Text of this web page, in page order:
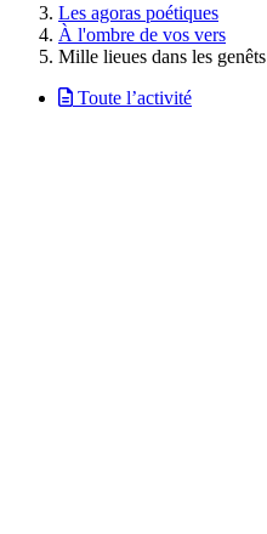
Les agoras poétiques
À l'ombre de vos vers
Mille lieues dans les genêts
Toute l’activité